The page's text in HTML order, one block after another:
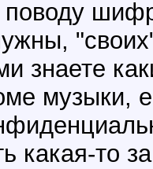
знаете
музыки,
какая-то